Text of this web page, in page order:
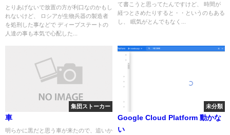
とりあげないで放置の方が利口なのかもし
れないけど、 ロシアが生物兵器の製造者
を処刑した事などで ディープステートの
人達の事も本気で心配した...
て書こうと思ってたんですけど、 時間が
経つとさめたりすると・・というのもある
し、 眠気がとんでもなく...
集団ストーカー
車
明らかに黒だと思う車が来たので、追いか
未分類
Google Cloud Platform 動かな
い